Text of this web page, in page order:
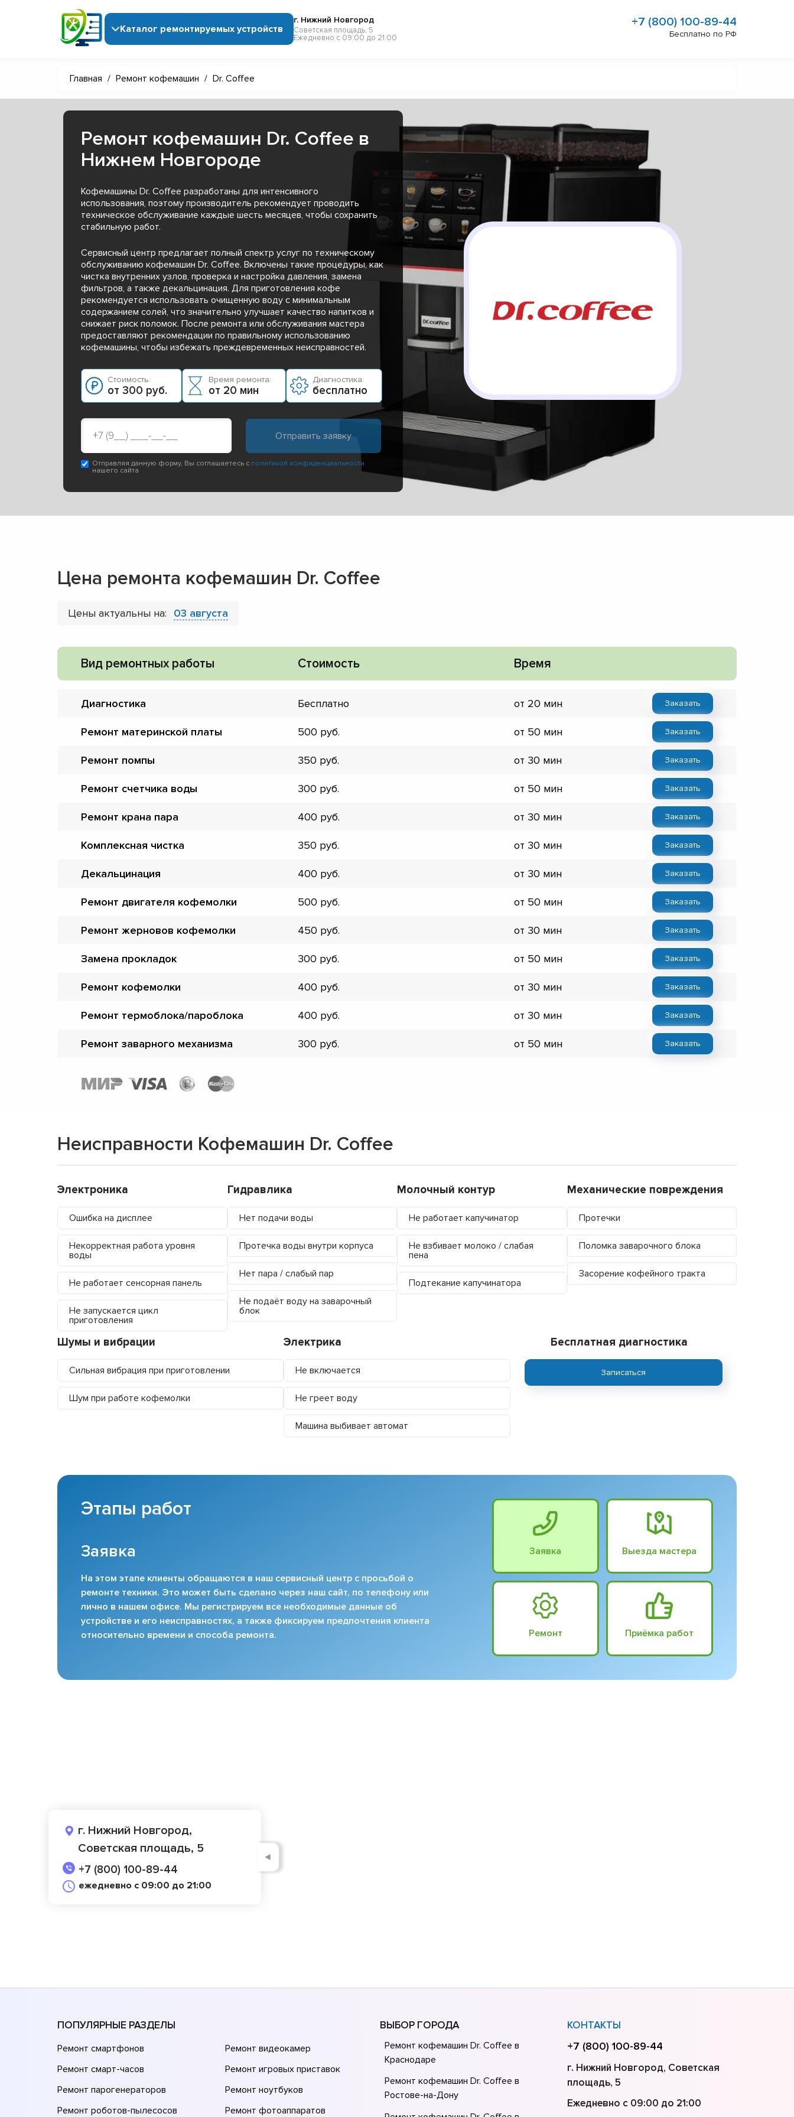
Каталог ремонтируемых устройств
г. Нижний Новгород
Советская площадь, 5
Ежедневно с 09:00 до 21:00
+7 (800) 100-89-44
Бесплатно по РФ
Главная / Ремонт кофемашин / Dr. Coffee
Ремонт кофемашин Dr. Coffee в
Нижнем Новгороде
Кофемашины Dr. Coffee разработаны для интенсивного
использования, поэтому производитель рекомендует проводить
техническое обслуживание каждые шесть месяцев, чтобы сохранить
стабильную работ.
Сервисный центр предлагает полный спектр услуг по техническому
обслуживанию кофемашин Dr. Coffee. Включены такие процедуры, как
чистка внутренних узлов, проверка и настройка давления, замена
фильтров, а также декальцинация. Для приготовления кофе
рекомендуется использовать очищенную воду с минимальным
содержанием солей, что значительно улучшает качество напитков и
снижает риск поломок. После ремонта или обслуживания мастера
предоставляют рекомендации по правильному использованию
кофемашины, чтобы избежать преждевременных неисправностей.
Стоимость:
от 300 руб.
Время ремонта:
от 20 мин
Диагностика:
бесплатно
Отправляя данную форму, Вы соглашаетесь с политикой конфиденциальности
нашего сайта
Цена ремонта кофемашин Dr. Coffee
Цены актуальны на: 03 августа
Вид ремонтных работы Стоимость Время
Диагностика Бесплатно от 20 мин Заказать
Ремонт материнской платы 500 от 50 мин Заказать
Ремонт помпы 350 от 30 мин Заказать
Ремонт счетчика воды 300 от 50 мин Заказать
Ремонт крана пара 400 от 30 мин Заказать
Комплексная чистка 350 от 30 мин Заказать
Декальцинация 400 от 30 мин Заказать
Ремонт двигателя кофемолки 500 от 50 мин Заказать
Ремонт жерновов кофемолки 450 от 30 мин Заказать
Замена прокладок 300 от 50 мин Заказать
Ремонт кофемолки 400 от 30 мин Заказать
Ремонт термоблока/пароблока 400 от 30 мин Заказать
Ремонт заварного механизма 300 от 50 мин Заказать
Неисправности Кофемашин Dr. Coffee
Электроника
Ошибка на дисплее
Некорректная работа уровня
воды
Не работает сенсорная панель
Не запускается цикл
приготовления
Гидравлика
Нет подачи воды
Протечка воды внутри корпуса
Нет пара / слабый пар
Не подаёт воду на заварочный
блок
Молочный контур
Не работает капучинатор
Не взбивает молоко / слабая
пена
Подтекание капучинатора
Механические повреждения
Протечки
Поломка заварочного блока
Засорение кофейного тракта
Шумы и вибрации
Сильная вибрация при приготовлении
Шум при работе кофемолки
Электрика
Не включается
Не греет воду
Машина выбивает автомат
Бесплатная диагностика
Записаться
Этапы работ
Заявка
На этом этапе клиенты обращаются в наш сервисный центр с просьбой о
ремонте техники. Это может быть сделано через наш сайт, по телефону или
лично в нашем офисе. Мы регистрируем все необходимые данные об
устройстве и его неисправностях, а также фиксируем предпочтения клиента
относительно времени и способа ремонта.
Заявка Выезда мастера
Ремонт Приёмка работ
г. Нижний Новгород,
Советская площадь, 5
+7 (800) 100-89-44
ежедневно с 09:00 до 21:00
◄
ПОПУЛЯРНЫЕ РАЗДЕЛЫ
Ремонт смартфонов
Ремонт смарт-часов
Ремонт парогенераторов
Ремонт роботов-пылесосов
Ремонт видеокамер
Ремонт игровых приставок
Ремонт ноутбуков
Ремонт фотоаппаратов
ВЫБОР ГОРОДА
Ремонт кофемашин Dr. Coffee в
Краснодаре
Ремонт кофемашин Dr. Coffee в
Ростове-на-Донy
КОНТАКТЫ
+7 (800) 100-89-44
г. Нижний Новгород, Советская
площадь, 5
Ежедневно с 09:00 до 21:00